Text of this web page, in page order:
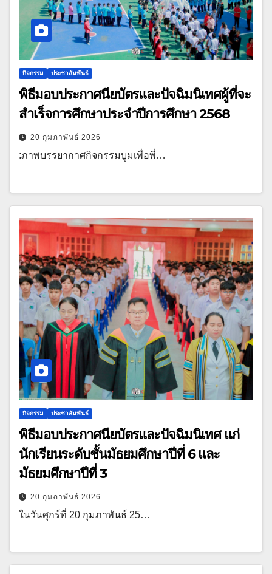
กิจกรรม ประชาสัมพันธ์
พิธีมอบประกาศนียบัตรและปัจฉิมนิเทศผู้ที่จะ
สำเร็จการศึกษาประจำปีการศึกษา 2568
20 กุมภาพันธ์ 2026
:ภาพบรรยากาศกิจกรรมบูมเพื่อพี่…
กิจกรรม ประชาสัมพันธ์
พิธีมอบประกาศนียบัตรและปัจฉิมนิเทศ แก่
นักเรียนระดับชั้นมัธยมศึกษาปีที่ 6 และ
มัธยมศึกษาปีที่ 3
20 กุมภาพันธ์ 2026
ในวันศุกร์ที่ 20 กุมภาพันธ์ 25…